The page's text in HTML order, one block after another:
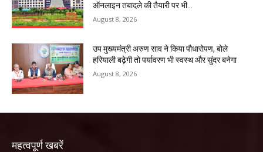
ऑनलाइन तबादले की तैयारी पर भी...
August 8, 2026
उप मुख्यमंत्री अरुण साव ने किया पौधारोपण, बोले
हरियाली बढ़ेगी तो पर्यावरण भी स्वस्थ और सुंदर बनेगा
August 8, 2026
महत्वपूर्ण खबरें